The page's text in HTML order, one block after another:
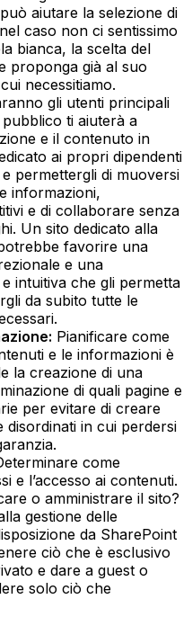
aiutare la selezione di
caso non ci sentissimo
bianca, la scelta del
proponga già al suo
necessitiamo.‍
gli utenti principali
ti aiuterà a
e il contenuto in
ai propri dipendenti
permettergli di muoversi
informazioni,
e di collaborare senza
Un sito dedicato alla
favorire una
e una
intuitiva che gli permetta
da subito tutte le
Pianificare come
e le informazioni è
la creazione di una
di quali pagine e
per evitare di creare
in cui perdersi
come
e l’accesso ai contenuti.
o amministrare il sito?
gestione delle
da SharePoint
ciò che è esclusivo
e dare a guest o
solo ciò che